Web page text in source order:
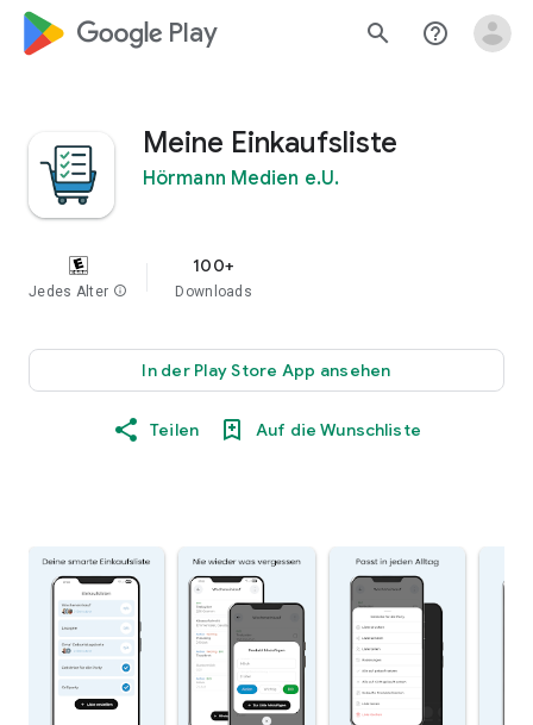
google_logo Play search help_outline
Meine Einkaufsliste
Hörmann Medien e.U.
Jedes Alter info
100+
Downloads
In der Play Store App ansehen
Teilen Auf die Wunschliste